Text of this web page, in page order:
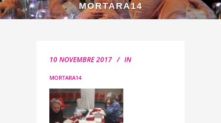
MORTARA14
10 NOVEMBRE 2017 IN
MORTARA14